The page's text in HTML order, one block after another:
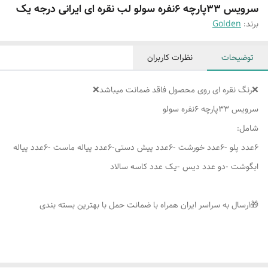
سرویس ۳۳پارچه ۶نفره سولو لب نقره ای ایرانی درجه یک
برند: Golden
توضیحات نظرات کاربران
❌رنگ نقره ای روی محصول فاقد ضمانت میباشد❌
سرویس ۳۳پارچه ۶نفره سولو
شامل:
۶عدد پلو -۶عدد خورشت -۶عدد پیش دستی-۶عدد پیاله ماست -۶عدد پیاله
ابگوشت -دو عدد دیس -یک عدد کاسه سالاد
🎁ارسال به سراسر ایران همراه با ضمانت حمل با بهترین بسته بندی